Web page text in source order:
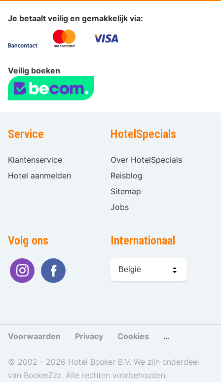
Je betaalt veilig en gemakkelijk via:
Veilig boeken
Service
Klantenservice
Hotel aanmelden
HotelSpecials
Over HotelSpecials
Reisblog
Sitemap
Jobs
Volg ons Internationaal
kiezen
Voorwaarden Privacy Cookies Cookies
© 2002 - 2026 Hotel Booker B.V. We zijn onderdeel
van BookerZzz. Alle rechten voorbehouden.